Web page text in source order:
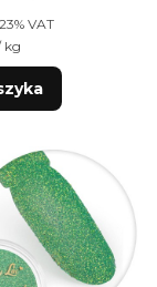
VAT
netto
kg